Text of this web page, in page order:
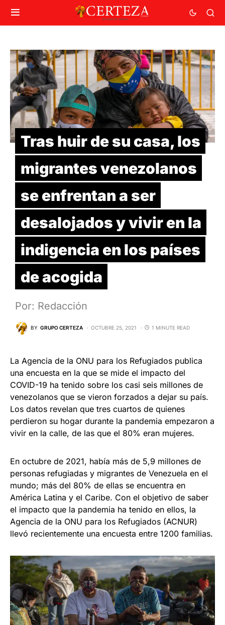
Tras huir de su casa, los
migrantes venezolanos
se enfrentan a ser
desalojados y vivir en la
indigencia en los países
de acogida
Por: Redacción
BY GRUPO CERTEZA OCTUBRE 25, 2021 1 MINUTE READ
La Agencia de la ONU para los Refugiados publica
una encuesta en la que se mide el impacto del
COVID-19 ha tenido sobre los casi seis millones de
venezolanos que se vieron forzados a dejar su país.
Los datos revelan que tres cuartos de quienes
perdieron su hogar durante la pandemia empezaron a
vivir en la calle, de las que el 80% eran mujeres.
En octubre de 2021, había más de 5,9 millones de
personas refugiadas y migrantes de Venezuela en el
mundo; más del 80% de ellas se encuentra en
América Latina y el Caribe. Con el objetivo de saber
el impacto que la pandemia ha tenido en ellos, la
Agencia de la ONU para los Refugiados (ACNUR)
llevó recientemente una encuesta entre 1200 familias.